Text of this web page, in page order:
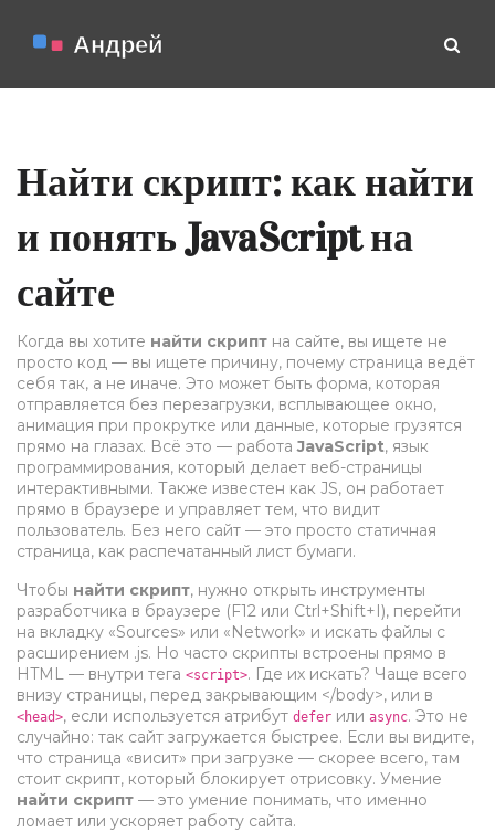
Найти скрипт: как найти
и понять JavaScript на
сайте
Когда вы хотите найти скрипт на сайте, вы ищете не
просто код — вы ищете причину, почему страница ведёт
себя так, а не иначе. Это может быть форма, которая
отправляется без перезагрузки, всплывающее окно,
анимация при прокрутке или данные, которые грузятся
прямо на глазах. Всё это — работаJavaScript, язык
программирования, который делает веб-страницы
интерактивными. Также известен как JS, он работает
прямо в браузере и управляет тем, что видит
пользователь. Без него сайт — это просто статичная
страница, как распечатанный лист бумаги.
Чтобы найти скрипт, нужно открыть инструменты
разработчика в браузере (F12 или Ctrl+Shift+I), перейти
на вкладку «Sources» или «Network» и искать файлы с
расширением .js. Но часто скрипты встроены прямо в
HTML — внутри тега <script>. Где их искать? Чаще всего
внизу страницы, перед закрывающим </body>, или в
<head>, если используется атрибут defer или async. Это не
случайно: так сайт загружается быстрее. Если вы видите,
что страница «висит» при загрузке — скорее всего, там
стоит скрипт, который блокирует отрисовку. Умение
найти скрипт — это умение понимать, что именно
ломает или ускоряет работу сайта.